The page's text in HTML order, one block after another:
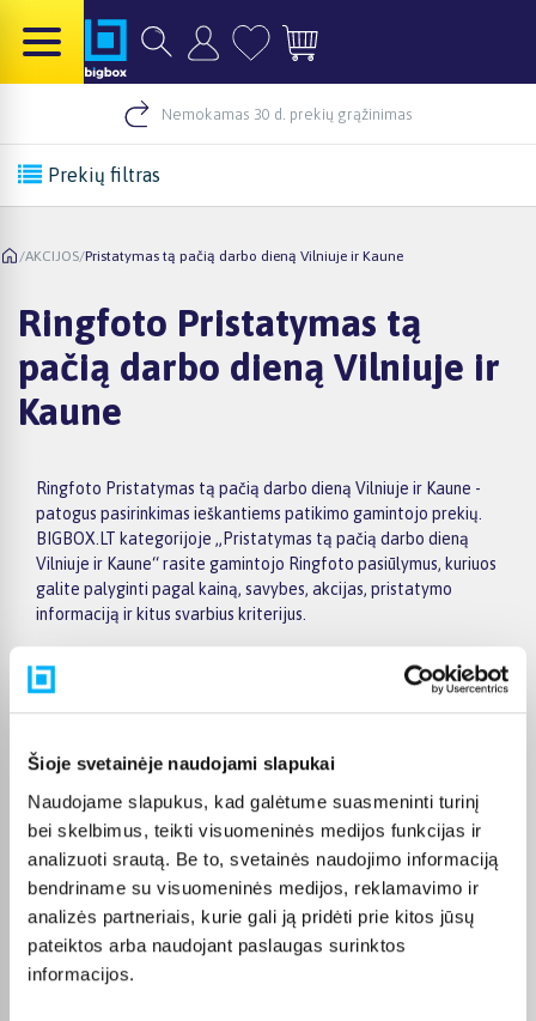
Šioje svetainėje naudojami slapukai
Naudojame slapukus, kad galėtume suasmeninti turinį
bei skelbimus, teikti visuomeninės medijos funkcijas ir
analizuoti srautą. Be to, svetainės naudojimo informaciją
bendriname su visuomeninės medijos, reklamavimo ir
analizės partneriais, kurie gali ją pridėti prie kitos jūsų
pateiktos arba naudojant paslaugas surinktos
informacijos.
Nemokamas 30 d. prekių grąžinimas
Prekių filtras
/AKCIJOS/Pristatymas tą pačią darbo dieną Vilniuje ir Kaune
Ringfoto Pristatymas tą
pačią darbo dieną Vilniuje ir
Kaune
Ringfoto Pristatymas tą pačią darbo dieną Vilniuje ir Kaune -
patogus pasirinkimas ieškantiems patikimo gamintojo prekių.
BIGBOX.LT kategorijoje „Pristatymas tą pačią darbo dieną
Vilniuje ir Kaune“ rasite gamintojo Ringfoto pasiūlymus, kuriuos
galite palyginti pagal kainą, savybes, akcijas, pristatymo
informaciją ir kitus svarbius kriterijus.
€. Platus asortimentas leidžia pasirinkti prekes skirtingiems
komplektaciją, garantijos sąlygas bei taikomus specialius
Puslapyje esantys filtrai padeda greičiau atrasti aktualius
pasiūlymus ir patogiai palyginti Ringfoto prekes tarpusavyje.
Atsižvelkite į jums svarbiausius kriterijus, pristatymo
informaciją ir prekės aprašymą, kad galėtumėte priimti patogų
ir apgalvotą sprendimą.
Palyginkite Ringfoto prekes BIGBOX.LT ir išsirinkite
tinkamiausią variantą internetu.